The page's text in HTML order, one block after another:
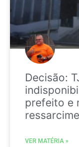
Decisão:
prefeito e
VER MATÉRIA »